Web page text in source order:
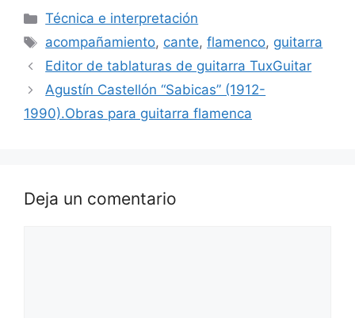
Categorías
Técnica e interpretación
Etiquetas
acompañamiento, cante,flamenco, guitarra
Editor de tablaturas de guitarra TuxGuitar
Agustín Castellón “Sabicas” (1912-
1990).Obras para guitarra flamenca
Deja un comentario